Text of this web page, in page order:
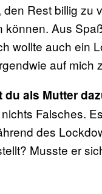
den Rest billig zu
können. Aus
wollte auch ein
auf mich
du als Mutter
Falsches.
des
Musste er